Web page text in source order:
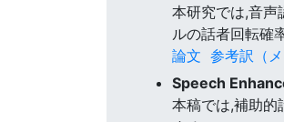
本研究では,音声
ルの話者回転確
論文 参考訳（メ
Speech
本稿では,補助的